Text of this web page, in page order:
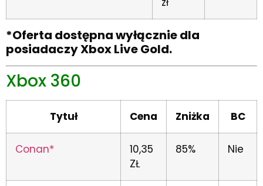
*Oferta dostępna wyłącznie dla
posiadaczy Xbox Live Gold.
Xbox 360
Tytuł Cena Zniżka BC
Conan*
10,35
ZŁ
85% Nie